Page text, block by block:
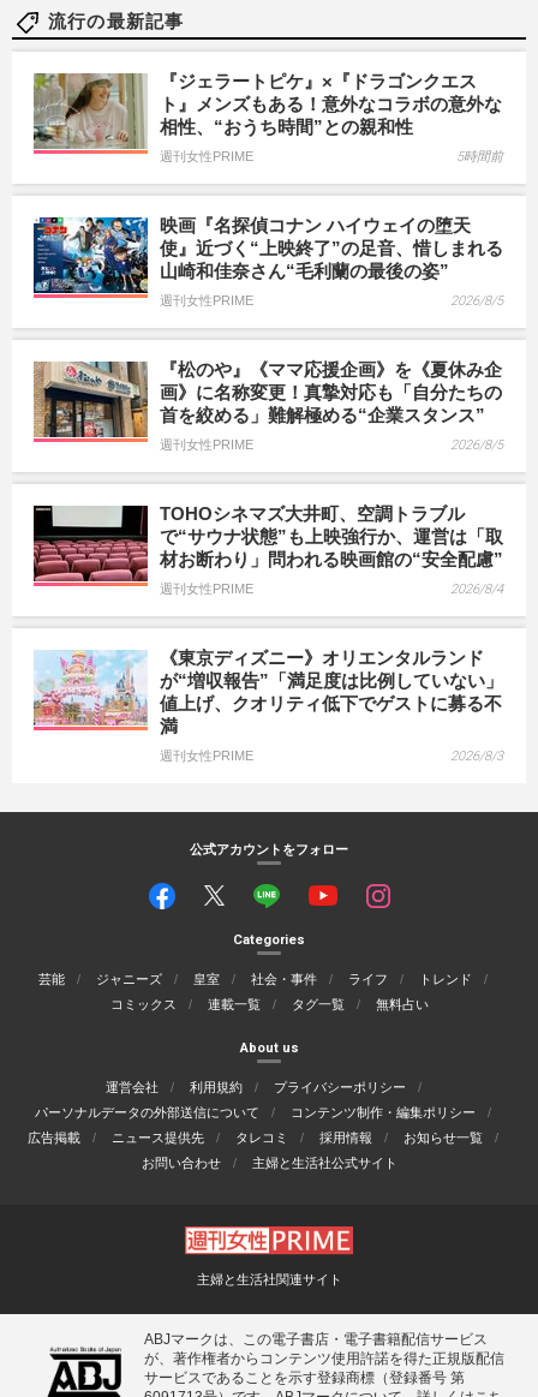
流行の最新記事
『ジェラートピケ』×『ドラゴンクエス
ト』メンズもある！意外なコラボの意外な
相性、“おうち時間”との親和性
週刊女性PRIME 5時間前
映画『名探偵コナン ハイウェイの堕天
使』近づく“上映終了”の足音、惜しまれる
山崎和佳奈さん“毛利蘭の最後の姿”
週刊女性PRIME 2026/8/5
『松のや』《ママ応援企画》を《夏休み企
画》に名称変更！真摯対応も「自分たちの
首を絞める」難解極める“企業スタンス”
週刊女性PRIME 2026/8/5
TOHOシネマズ大井町、空調トラブル
で“サウナ状態”も上映強行か、運営は「取
材お断わり」問われる映画館の“安全配慮”
週刊女性PRIME 2026/8/4
《東京ディズニー》オリエンタルランド
が“増収報告”「満足度は比例していない」
値上げ、クオリティ低下でゲストに募る不
満
週刊女性PRIME 2026/8/3
公式アカウントをフォロー
Categories
芸能 ジャニーズ 皇室 社会・事件 ライフ
トレンド
コミックス
連載一覧 タグ一覧 無料占い
About us
運営会社 利用規約
プライバシーポリシー
パーソナルデータの外部送信について
コンテンツ制作・編集ポリシー
広告掲載
ニュース提供先 タレコミ 採用情報
お知らせ一覧
お問い合わせ
主婦と生活社公式サイト
主婦と生活社関連サイト
ABJマークは、この電子書店・電子書籍配信サービス
が、著作権者からコンテンツ使用許諾を得た正規版配信
サービスであることを示す登録商標（登録番号 第